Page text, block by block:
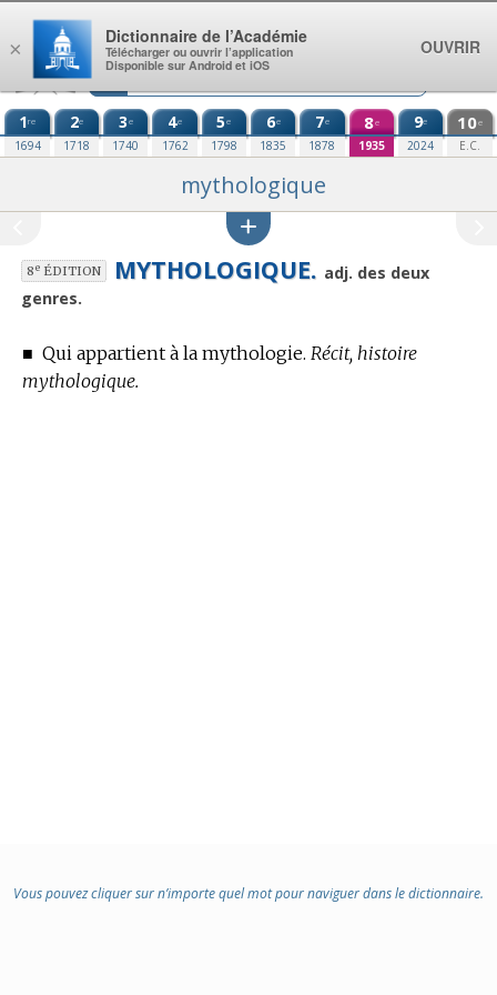
Aller au contenu
1re
1694
2e
1718
3e
1740
4e
1762
5e
1798
6e
1835
7e
1878
8e
1935
9e
2024
10e
E.C.
mythologique
8eÉDITION MYTHOLOGIQUE. adj. des deux
genres.
■ Qui appartient à la mythologie. Récit, histoire
mythologique.
Vous pouvez cliquer sur n’importe quel mot pour naviguer dans le dictionnaire.
×
Dictionnaire de l’Académie
Télécharger ou ouvrir l’application
Disponible sur Android et iOS
OUVRIR